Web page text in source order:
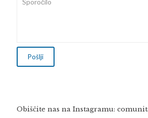
Obiščite nas na Instagramu: